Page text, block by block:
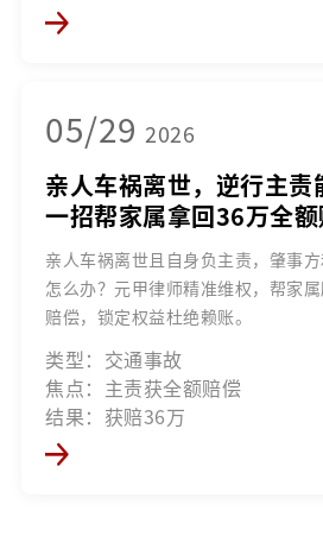
05/29 2026
亲人车祸离世，逆行主责
一招帮家属拿回36万全
亲人车祸离世且自身负主责，肇事
怎么办？元甲律师精准维权，帮家
赔偿，锁定权益杜绝赖账。
类型：交通事故
焦点：主责获全额赔偿
结果：获赔36万